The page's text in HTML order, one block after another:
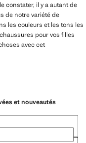
constater, il y a autant de
de notre variété de
les couleurs et les tons les
pour vos filles
avec cet
et nouveautés